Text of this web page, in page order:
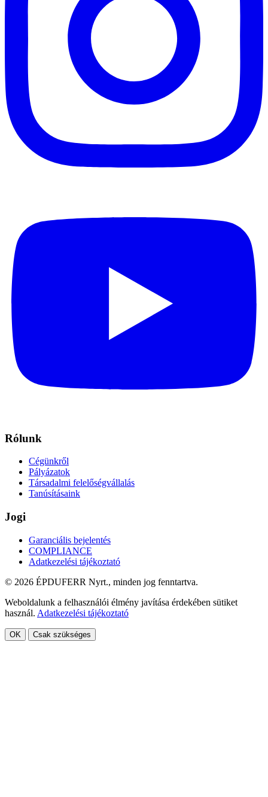
Rólunk
Cégünkről
Pályázatok
Társadalmi felelőségvállalás
Tanúsításaink
Jogi
Garanciális bejelentés
COMPLIANCE
Adatkezelési tájékoztató
© 2026 ÉPDUFERR Nyrt., minden jog fenntartva.
Weboldalunk a felhasználói élmény javítása érdekében sütiket
használ. Adatkezelési tájékoztató
OK Csak szükséges